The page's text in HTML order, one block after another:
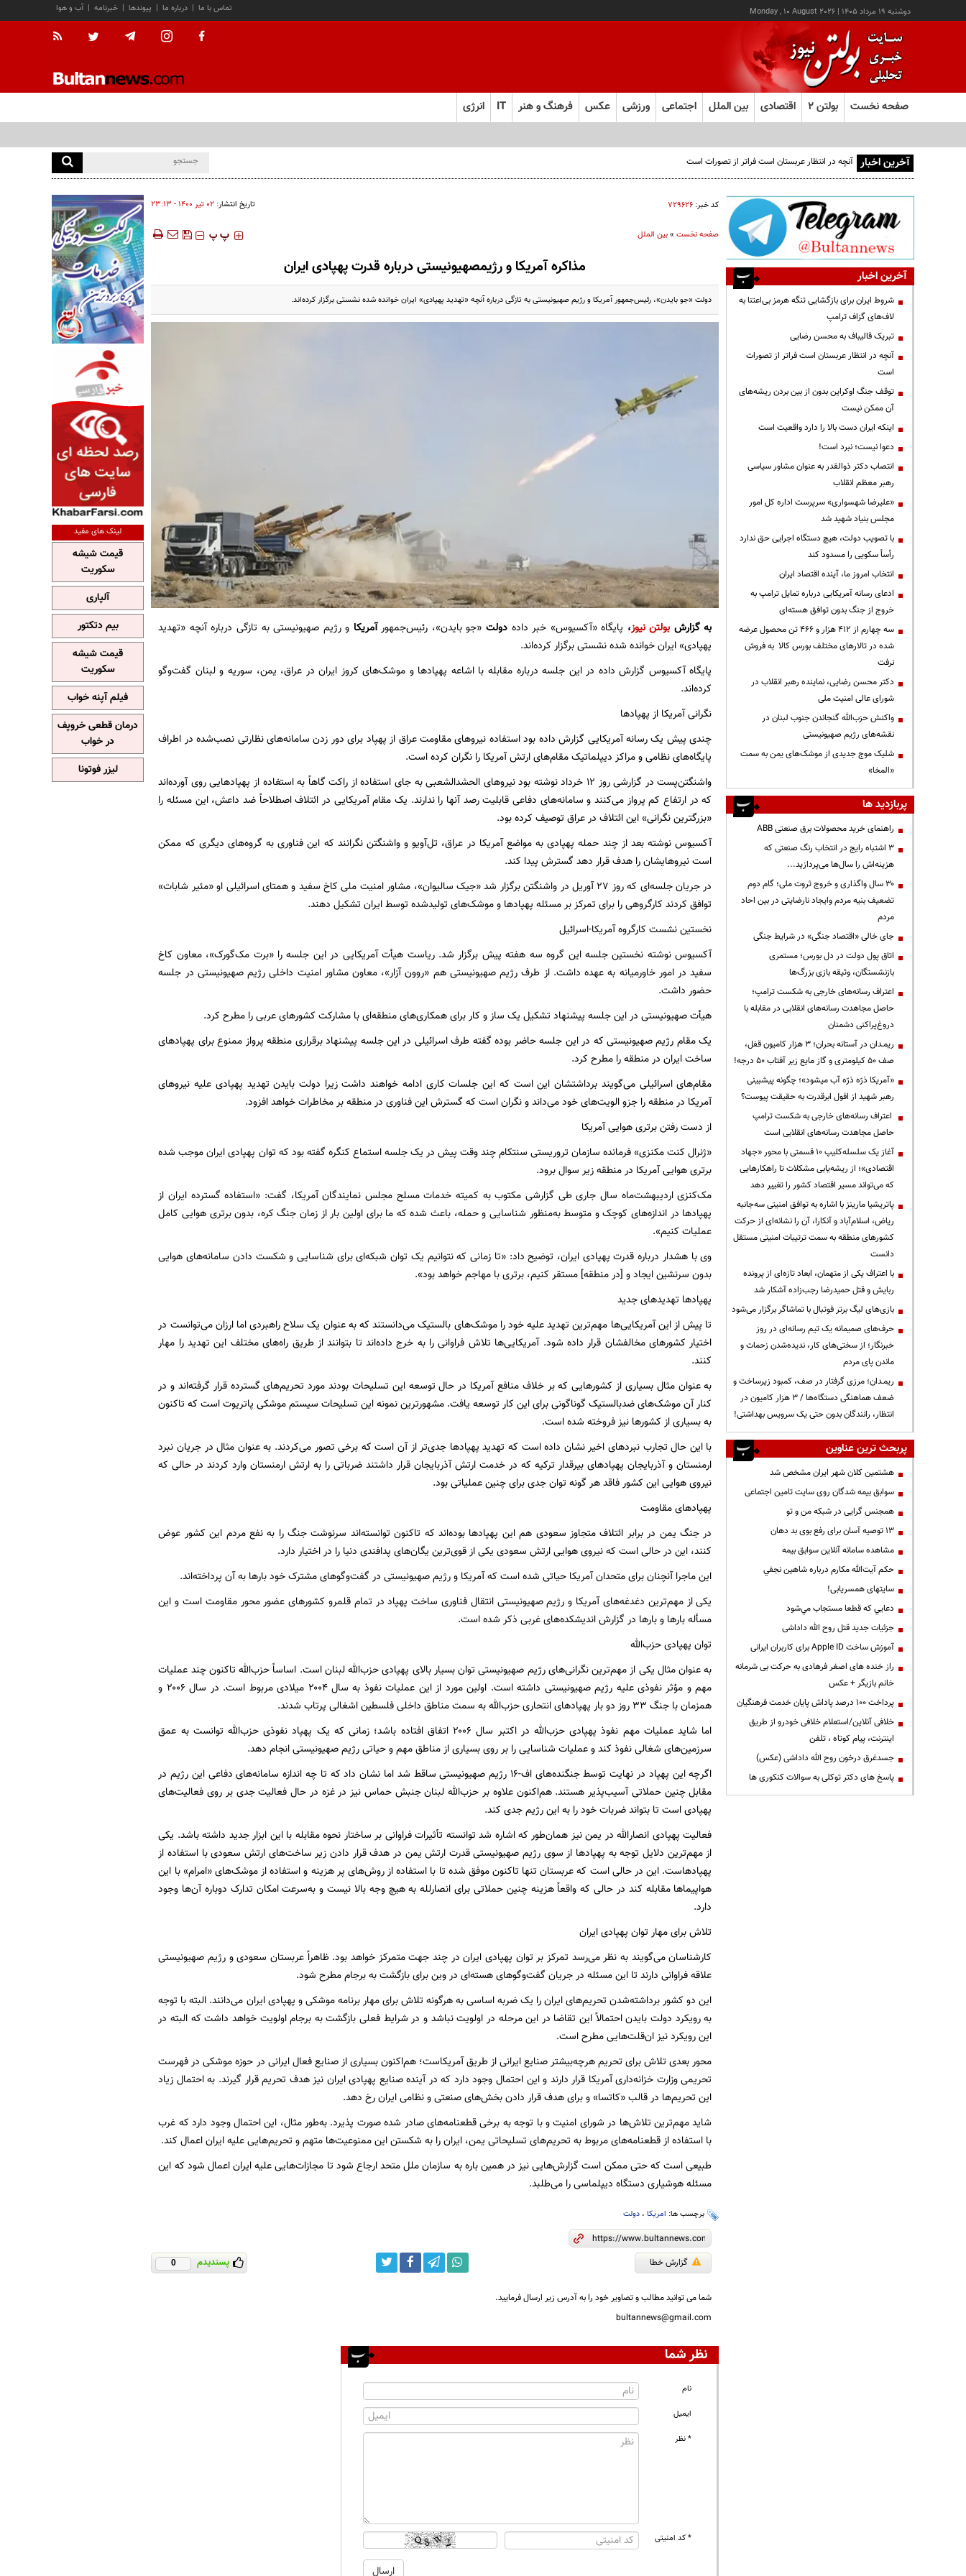
دوشنبه ۱۹ مرداد ۱۴۰۵ |
Monday , 10 August 2026 آب و هوا | خبرنامه | پیوندها | درباره ما | تماس با ما
صفحه نخست بولتن ۲ اقتصادی بین الملل اجتماعی ورزشی عکس فرهنگ و هنر IT انرژی
آخرین اخبار آنچه در انتظار عربستان است فراتر از تصورات است
کد خبر: ۷۲۹۶۲۶ تاریخ انتشار: ۰۲ تير ۱۴۰۰ - ۲۳:۱۳
صفحه نخست»بین الملل ‍‍‍ پ پ
مذاکره آمریکا و رژیم‎صهیونیستی درباره قدرت پهپادی ایران
دولت «جو بایدن»، رئیس‌جمهور آمریکا و رژیم صهیونیستی به تازگی درباره آنچه «تهدید پهپادی» ایران خوانده شده نشستی برگزار کرده‌اند.
به گزارش بولتن نیوز، پایگاه «آکسیوس» خبر داده دولت «جو بایدن»، رئیس‌جمهورآمریکا و رژیم صهیونیستی به تازگی درباره آنچه «تهدید
پهپادی» ایران خوانده شده نشستی برگزار کرده‌اند.
پایگاه آکسیوس گزارش داده در این جلسه درباره مقابله با اشاعه په‍پادها و موشک‌های کروز ایران در عراق، یمن، سوریه و لبنان گفت‌وگو
کرده‌اند.
نگرانی آمریکا از پهپادها
چندی پیش یک رسانه آمریکایی گزارش داده بود استفاده نیروهای مقاومت عراق از پهپاد برای دور زدن سامانه‌های نظارتی نصب‌شده در اطراف
پایگاه‌های نظامی و مراکز دیپلماتیک مقام‌های ارتش آمریکا را نگران کرده است.
واشنگتن‌پست در گزارشی روز ۱۲ خرداد نوشته بود نیروهای الحشدالشعبی به جای استفاده از راکت گاهاً به استغاده از پهپادهایی روی آورده‌اند
که در ارتفاع کم پرواز می‌کنند و سامانه‌های دفاعی قابلیت رصد آنها را ندارند. یک مقام آمریکایی در ائتلاف اصطلاحاً ضد داعش، این مسئله را
«بزرگترین نگرانی» این ائتلاف در عراق توصیف کرده بود.
آکسیوس نوشته بعد از چند حمله پهپادی به مواضع آمریکا در عراق، تل‌آویو و واشنگتن نگرانند که این فناوری به گروه‌های دیگری که ممکن
است نیروهایشان را هدف قرار دهد گسترش پیدا کند.
در جریان جلسه‌ای که روز ۲۷ آوریل در واشنگتن برگزار شد «جیک سالیوان»، مشاور امنیت ملی کاخ سفید و همتای اسرائیلی او «مئیر شابات»
توافق کردند کارگروهی را برای تمرکز بر مسئله پهپادها و موشک‌‌های تولیدشده توسط ایران تشکیل دهند.
نخستین نشست کارگروه آمریکا-اسرائیل
آکسیوس نوشته نخستین جلسه این گروه سه هفته پیش برگزار شد. ریاست هیأت آمریکایی در این جلسه را «برت مک‌گورک»، معاون کاخ
سفید در امور خاورمیانه به عهده داشت. از طرف رژیم صهیونیستی هم «روون آزار»، معاون مشاور امنیت داخلی رژیم صهیونیستی در جلسه
حضور داشت.
هیأت صهیونیستی در این جلسه پیشنهاد تشکیل یک ساز و کار برای همکاری‌های منطقه‌ای با مشارکت کشورهای عربی را مطرح کرد.
یک مقام رژیم صهیونیستی که در این جلسه حاضر بوده گفته طرف اسرائیلی در این جلسه پیشنهاد برقراری منطقه پرواز ممنوع برای پهپادهای
ساخت ایران در منطقه را مطرح کرد.
مقام‌های اسرائیلی می‌گویند برداشتشان این است که این جلسات کاری ادامه خواهند داشت زیرا دولت بایدن تهدید پهپادی علیه نیروهای
آمریکا در منطقه را جزو الویت‌های خود می‌داند و نگران است که گسترش این فناوری در منطقه بر مخاطرات خواهد افزود.
از دست رفتن برتری هوایی آمریکا
«ژنرال کنت مکنزی» فرمانده سازمان تروریستی سنتکام چند وقت پیش در یک جلسه استماع کنگره گفته بود که توان پهپادی ایران موجب شده
برتری هوایی آمریکا در منطقه زیر سوال برود.
مک‌کنزی اردیبهشت‌ماه سال جاری طی گزارشی مکتوب به کمیته خدمات مسلح مجلس نمایندگان آمریکا، گفت: «استفاده گسترده ایران از
پهپادها در اندازه‌های کوچک و متوسط به‌منظور شناسایی و حمله، باعث شده که ما برای اولین بار از زمان جنگ کره، بدون برتری هوایی کامل
عملیات کنیم».
وی با هشدار درباره قدرت پهپادی ایران، توضیح داد: «تا زمانی که نتوانیم یک توان شبکه‌ای برای شناسایی و شکست دادن سامانه‌های هوایی
بدون سرنشین ایجاد و [در منطقه] مستقر کنیم، برتری با مهاجم خواهد بود».
پهپادها تهدیدهای جدید
تا پیش از این آمریکایی‌ها مهم‌ترین تهدید علیه خود را موشک‌های بالستیک می‌دانستند که به عنوان یک سلاح راهبردی اما ارزان می‌توانست در
اختیار کشورهای مخالفشان قرار داده شود. آمریکایی‌ها تلاش فراوانی را به خرج داده‌اند تا بتوانند از طریق راه‌های مختلف این تهدید را مهار
کنند.
به عنوان مثال بسیاری از کشورهایی که بر خلاف منافع آمریکا در حال توسعه این تسلیحات بودند مورد تحریم‌های گسترده قرار گرفته‌اند و در
کنار آن موشک‌های ضدبالستیک گوناگونی برای این کار توسعه یافت. مشهورترین نمونه این تسلیحات سیستم موشکی پاتریوت است که تاکنون
به بسیاری از کشورها نیز فروخته شده است.
با این حال تجارب نبردهای اخیر نشان داده است که تهدید پهپادها جدی‌تر از آن است که برخی تصور می‌کردند. به عنوان مثال در جریان نبرد
ارمنستان و آذربایجان پهپادهای بیرقدار ترکیه که در خدمت ارتش آذربایجان قرار داشتند ضرباتی را به ارتش ارمنستان وارد کردند در حالی که
نیروی هوایی این کشور فاقد هر گونه توان جدی برای چنین عملیاتی بود.
پهپادهای مقاومت
در جنگ یمن در برابر ائتلاف متجاوز سعودی هم این پهپادها بوده‌اند که تاکنون توانسته‌اند سرنوشت جنگ را به نفع مردم این کشور عوض
کنند، این در حالی است که نیروی هوایی ارتش سعودی یکی از قوی‌ترین یگان‌های پدافندی دنیا را در اختیار دارد.
این ماجرا آنچنان برای متحدان آمریکا حیاتی شده است که آمریکا و رژیم صهیونیستی در گفت‌وگوهای مشترک خود بارها به آن پرداخته‌اند.
یکی از مهم‌ترین دغدغه‌های آمریکا و رژیم صهیونیستی انتقال فناوری ساخت پهپاد در تمام قلمرو کشورهای عضور محور مقاومت است و این
مسأله بارها و بارها در گزارش اندیشکده‌های غربی ذکر شده است.
توان پهپادی حزب‌الله
به عنوان مثال یکی از مهم‌ترین نگرانی‌های رژیم صهیونیستی توان بسیار بالای پهپادی حزب‌الله لبنان است. اساساً حزب‌الله تاکنون چند عملیات
مهم و مؤثر نفوذی علیه رژیم صهیونیستی داشته است. اولین مورد از این عملیات نفوذ به سال ۲۰۰۴ میلادی مربوط است. در سال ۲۰۰۶ و
همزمان با جنگ ۳۳ روز دو بار پهپادهای انتحاری حزب‌الله به سمت مناطق داخلی فلسطین اشغالی پرتاب شدند.
اما شاید عملیات مهم نفوذ پهپادی حزب‌الله در اکتبر سال ۲۰۰۶ اتفاق افتاده باشد؛ زمانی که یک پهپاد نفوذی حزب‌الله توانست به عمق
سرزمین‌های شغالی نفوذ کند و عملیات شناسایی را بر روی بسیاری از مناطق مهم و حیاتی رژیم صهیونیستی انجام دهد.
اگرچه این پهپاد در نهایت توسط جنگنده‌های اف-۱۶ رژیم صهیونیستی ساقط شد اما نشان داد که تا چه اندازه سامانه‌های دفاعی این رژیم در
مقابل چنین حملاتی آسیب‌پذیر هستند. هم‌اکنون علاوه بر حزب‌الله لبنان جنبش حماس نیز در غزه در حال فعالیت جدی بر روی فعالیت‌های
پهپادی است تا بتواند ضربات خود را به این رژیم جدی کند.
فعالیت پهپادی انصارالله در یمن نیز همان‌طور که اشاره شد توانسته تأثیرات فراوانی بر ساختار نحوه مقابله با این ابزار جدید داشته باشد. یکی
از مهم‌ترین دلایل توجه به پهپادها از سوی رژیم صهیونیستی قدرت ارتش یمن در هدف قرار دادن زیر ساخت‌های ارتش سعودی با استفاده از
پهپادهاست. این در حالی است که عربستان تنها تاکنون موفق شده تا با استفاده از روش‌های پر هزینه و استفاده از موشک‌های «امرام» با این
هواپیماها مقابله کند در حالی که واقعاً هزینه چنین حملاتی برای انصارلله به هیچ وجه بالا نیست و به‌سرعت امکان تدارک دوباره آن‌ها وجود
دارد.
تلاش برای مهار توان پهپادی ایران
کارشناسان می‌گویند به نظر می‌رسد تمرکز بر توان پهپادی ایران در چند جهت متمرکز خواهد بود. ظاهراً عربستان سعودی و رژیم صهیونیستی
علاقه فراوانی دارند تا این مسئله در جریان گفت‌وگوهای هسته‌ای در وین برای بازگشت به برجام مطرح شود.
این دو کشور برداشته‌شدن تحریم‌های ایران را یک ضربه اساسی به هرگونه تلاش برای مهار برنامه موشکی و پهپادی ایران می‌دانند. البته با توجه
به رویکرد دولت بایدن احتمالاً این تقاضا در این مرحله در اولویت نباشد و در شرایط فعلی بازگشت به برجام اولویت خواهد داشت که البته در
این رویکرد نیز ان‌قلت‌هایی مطرح است.
محور بعدی تلاش برای تحریم هرچه‌بیشتر صنایع ایرانی از طریق آمریکاست؛ هم‌اکنون بسیاری از صنایع فعال ایرانی در حوزه موشکی در فهرست
تحریمی وزارت خزانه‌داری آمریکا قرار دارند و این احتمال وجود دارد که در آینده صنایع پهپادی ایران نیز هدف تحریم قرار گیرند. به احتمال زیاد
این تحریم‌ها در قالب «کاتسا» و برای هدف قرار دادن بخش‌های صنعتی و نظامی ایران رخ دهد.
شاید مهم‌ترین تلاش‌ها در شورای امنیت و با توجه به برخی قطعنامه‌های صادر شده صورت پذیرد. به‌طور مثال، این احتمال وجود دارد که غرب
با استفاده از قطعنامه‌های مربوط به تحریم‌های تسلیحاتی یمن، ایران را به شکستن این ممنوعیت‌ها متهم و تحریم‌هایی علیه ایران اعمال کند.
طبیعی است که حتی ممکن است گزارش‌هایی نیز در همین باره به سازمان ملل متحد ارجاع شود تا مجازات‌هایی علیه ایران اعمال شود که این
مسئله هوشیاری دستگاه دیپلماسی را می‌طلبد.
برچسب ها: امریکا، دولت
گزارش خطا پسندیدم 0
شما می توانید مطالب و تصاویر خود را به آدرس زیر ارسال فرمایید.
bultannews@gmail.com
نظر شما
نام
ایمیل
* نظر
* کد امنیتی
آخرین اخبار
شروط ایران برای بازگشایی تنگه هرمز بی‌اعتنا به
لاف‌های گزاف ترامپ
تبریک قالیباف به محسن رضایی
آنچه در انتظار عربستان است فراتر از تصورات
است
توقف جنگ اوکراین بدون از بین بردن ریشه‌های
آن ممکن نیست
اینکه ایران دست بالا را دارد واقعیت است
دعوا نیست؛ نبرد است!
انتصاب دکتر ذوالقدر به عنوان مشاور سیاسی
رهبر معظم انقلاب
«علیرضا شهسواری» سرپرست اداره کل امور
مجلس بنیاد شهید شد
با تصویب دولت، هیچ دستگاه اجرایی حق ندارد
رأساً سکویی را مسدود کند
انتخاب امروز ما، آینده اقتصاد ایران
ادعای رسانه آمریکایی درباره تمایل ترامپ به
خروج از جنگ بدون توافق هسته‌ای
سه چهارم از ۴۱۲ هزار و ۴۶۶ تن محصول عرضه
شده در تالارهای مختلف بورس کالا به فروش
نرفت
دکتر محسن رضایی، نماینده رهبر انقلاب در
شورای عالی امنیت ملی
واکنش حزب‌الله گنجاندن جنوب لبنان در
نقشه‌های رژیم صهیونیستی
شلیک موج جدیدی از موشک‌های یمن به سمت
«المخا»
پربازدید ها
راهنمای خرید محصولات برق صنعتی ABB
3 اشتباه رایج در انتخاب رنگ صنعتی که
هزینه‌اش را سال‌ها می‌پردازید...
۳۰ سال واگذاری و خروج ثروت ملی؛ گام دوم
تضعیف بنیه مردم وایجاد نارضایتی در بین احاد
مردم
جای خالی «اقتصاد جنگی» در شرایط جنگی
اتاق پول دولت در دل بورس؛ مستمری
بازنشستگان، وثیقه بازی بزرگ‌ها
اعتراف رسانه‌های خارجی به شکست ترامپ؛
حاصل مجاهدت رسانه‌های انقلابی در مقابله با
دروغ‌پراکنی دشمنان
ریمـدان در آستانه بحران؛ ۳ هزار کامیون قفل،
صف ۵۰ کیلومتری و گاز مایع زیر آفتاب ۵۰ درجه!
«آمریکا ذرّه ذرّه آب میشود»؛ چگونه پیشبینی
رهبر شهید از افول ابرقدرت به حقیقت پیوست؟
اعتراف رسانه‌های خارجی به شکست ترامپ
حاصل مجاهدت رسانه‌های انقلابی است
آغاز یک سلسله‌کلیپ ۱۰ قسمتی با محور «جهاد
اقتصادی»؛ از ریشه‌یابی مشکلات تا راهکارهایی
که می‌تواند مسیر اقتصاد کشور را تغییر دهد
پاتریشیا مارینز با اشاره به توافق امنیتی سه‌جانبه
ریاض، اسلام‌آباد و آنکارا، آن را نشانه‌ای از حرکت
کشورهای منطقه به سمت ترتیبات امنیتی مستقل
دانست
با اعتراف یکی از متهمان، ابعاد تازه‌ای از پرونده
ربایش و قتل حمیدرضا رجب‌زاده آشکار شد
بازی‌های لیگ برتر فوتبال با تماشاگر برگزار می‌شود
حرف‌های صمیمانه یک تیم رسانه‌ای در روز
خبرنگار؛ از سختی‌های کار، ندیده‌شدن زحمات و
ماندن پای مردم
ریمـدان؛ مرزی گرفتار در صف، کمبود زیرساخت و
ضعف هماهنگی دستگاه‌ها / ۳ هزار کامیون در
انتظار، رانندگان بدون حتی یک سرویس بهداشتی!
پربحث ترین عناوین
هشتمین کلان شهر ایران مشخص شد
سوابق بیمه شدگان روی سایت تامین اجتماعی
همجنس گرایی در شبکه من و تو
13 توصیه آسان برای رفع بوی بد دهان
مشاهده سامانه آنلاين سوابق بیمه
حكم آيت‌الله مكارم درباره شاهين نجفي
سایتهای همسریابی!
دعايي كه قطعا مستجاب مي‌شود
جزئیات جدید قتل روح الله داداشی
آموزش ساخت Apple ID برای کاربران ایرانی
راز خنده های اصغر فرهادی به حرکت بی شرمانه
خانم بازیگر + عکس
پرداخت ۱۰۰ درصد پاداش پایان خدمت فرهنگیان
خلافی آنلاین/استعلام خلافی خودرو از طریق
اینترنت، پیام کوتاه ، تلفن
جسدغرق درخون روح الله داداشی (عکس)
پاسخ های دکتر توکلی به سوالات کنکوری ها
لینک های مفید
قیمت شیشه
سکوریت
آلپاری
بیم دتکتور
قیمت شیشه
سکوریت
فیلم آپنه خواب
درمان قطعی خروپف
در خواب
لیزر فوتونا